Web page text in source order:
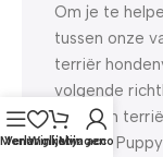
Om je te
tussen onze
terriër
volgende
wheaten
voor de
Menu
Verlanglijst
Winkelwagen
Mijn account